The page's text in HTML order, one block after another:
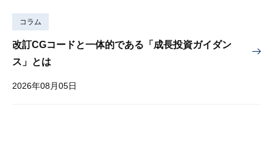
コラム
改訂CGコードと一体的である「成長投資ガイダン
ス」とは
2026年08月05日